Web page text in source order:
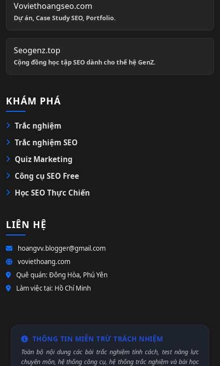
Voviethoangseo.com
Dự án, Case Study SEO, Portfolio.
Seogenz.top
Cộng đồng học tập SEO dành cho thế hệ GenZ.
KHÁM PHÁ
Trắc nghiệm
Trắc nghiệm SEO
Quiz Marketing
Công cụ SEO Free
Học SEO Thực Chiến
LIÊN HỆ
hoangvv.blogger@gmail.com
voviethoang.com
Quê quán: Đông Hòa, Phú Yên
Làm việc tại: Hồ Chí Minh
THÔNG TIN MIỄN TRỪ TRÁCH NHIỆM
Toàn bộ nội dung các bài trắc nghiệm tính cách, test năng lực
chuyên môn, hệ thống công cụ, hệ thống trắc nghiệm và bài học